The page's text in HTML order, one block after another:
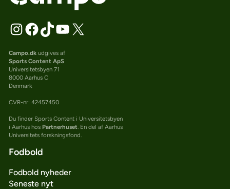
Campo.dkudgives af
Sports Content ApS
Universitetsbyen 71
8000 Aarhus C
Denmark
CVR-nr: 42457450
Du finder Sports Content i Universitetsbyen
i Aarhus hos Partnerhuset . En del af Aarhus
Universitets forskningsfond.
Fodbold
Fodbold nyheder
Seneste nyt